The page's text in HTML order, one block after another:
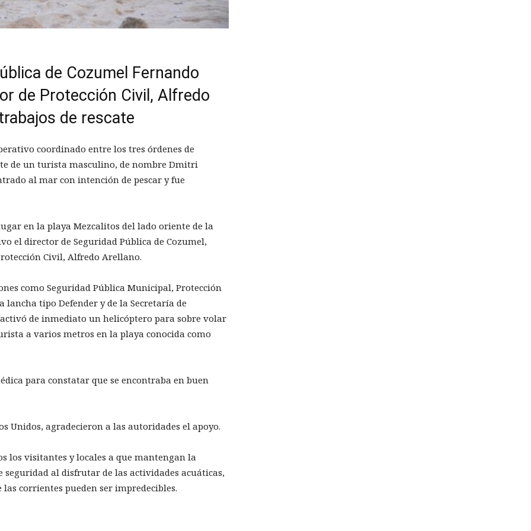
de Cozumel Fernando
de Protección Civil, Alfredo
de rescate
coordinado entre los tres órdenes de
de un turista masculino, de nombre Dmitri
al mar con intención de pescar y fue
en la playa Mezcalitos del lado oriente de la
el director de Seguridad Pública de Cozumel,
Civil, Alfredo Arellano.
como Seguridad Pública Municipal, Protección
tipo Defender y de la Secretaría de
activó de inmediato un helicóptero para sobre volar
a varios metros en la playa conocida como
para constatar que se encontraba en buen
Unidos, agradecieron a las autoridades el apoyo.
los visitantes y locales a que mantengan la
seguridad al disfrutar de las actividades acuáticas,
corrientes pueden ser impredecibles.